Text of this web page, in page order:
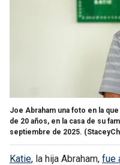
Joe Abraham una foto en la
de 20 años, en la casa de su
septiembre de 2025.
Katie, la hija Abraham, fue